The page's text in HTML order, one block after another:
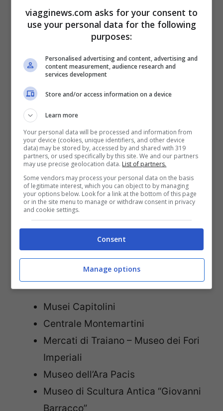
Come abbiamo accennato, all’iniziativa
delladomenica gratis al museo possono
la visita gratuita dei musei e dei luoghi
della cultura di loro competenza.
Alladomenica ad ingresso gratuito del 7
agostoaderiscono anche imusei e
monumenti della città di Roma. Dunque, si
potranno visitare senza pagare il biglietto i
Musei Civici,incluse le mostreche qui
sono in svolgimento, salvo dove
diversamente indicato.
I Musei Civici di Roma Capitale
Musei archeologici
Musei Capitolini
Centrale Montemartini
Mercati di Traiano – Museo dei Fori
Imperiali
Museo dell’Ara Pacis
Museo di Scultura Antica “Giovanni
Barracco”
viagginews.com asks for your consent to
use your personal data for the following
purposes:
Personalised advertising and content, advertising and
content measurement, audience research and
services development
Store and/or access information on a device
Learn more
Your personal data will be processed and information from
your device (cookies, unique identifiers, and other device
data) may be stored by, accessed by and shared with 319
partners, or used specifically by this site. We and our partners
may use precise geolocation data. List of partners.
Some vendors may process your personal data on the basis
of legitimate interest, which you can object to by managing
your options below. Look for a link at the bottom of this page
or in the site menu to manage or withdraw consent in privacy
and cookie settings.
Consent
Manage options